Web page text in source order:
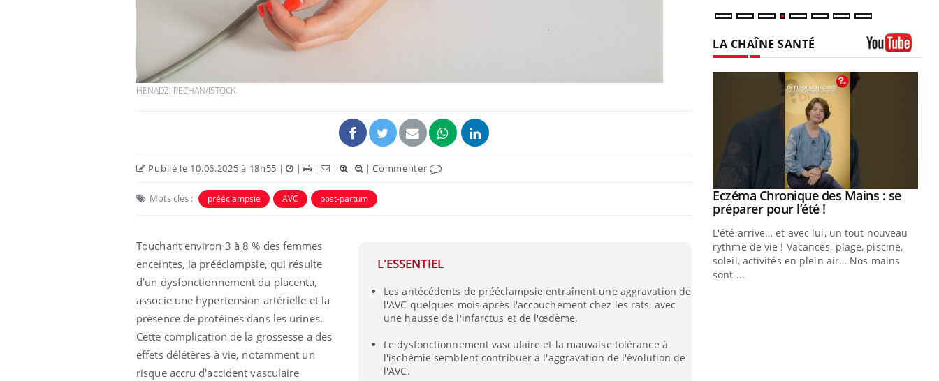
HENADZI PECHAN/ISTOCK
Publié le 10.06.2025 à 18h55 | | | | |Commenter
Mots clés : prééclampsie AVC post-partum
L'ESSENTIEL
Les antécédents de prééclampsie entraînent une aggravation de
l'AVC quelques mois après l'accouchement chez les rats, avec
une hausse de l'infarctus et de l'œdème.
Le dysfonctionnement vasculaire et la mauvaise tolérance à
l'ischémie semblent contribuer à l'aggravation de l'évolution de
l'AVC.
Touchant environ 3 à 8 % des femmes
enceintes, la prééclampsie, qui résulte
d’un dysfonctionnement du placenta,
associe une hypertension artérielle et la
présence de protéines dans les urines.
Cette complication de la grossesse a des
effets délétères à vie, notamment un
risque accru d'accident vasculaire
LA CHAÎNE SANTÉ
Eczéma Chronique des Mains :
expliquer ma maladieYoutube
d'autres non ! D'un côté, poser des
questions sur la maladie d'un proche c'est
Youtube
Carence en fer : comprendre pour
prévenirYoutube
même alopécie… Les symptômes de la
carence en fer sont multiples ce qui la rend
Youtube
Eczéma Chronique des Mains : se
préparer pour l’été !Youtube
L'été arrive… et avec lui, un tout nouveau
rythme de vie ! Vacances, plage, piscine,
soleil, activités en plein air… Nos mains
sont ...